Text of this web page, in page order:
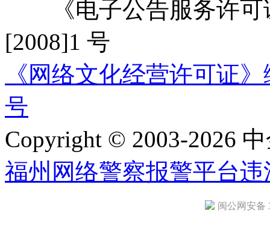
《电子公告服务许可
[2008]1 号
《网络文化经营许可证
号
Copyright © 2003-2026
福州网络警察报警平台违
闽公网安备